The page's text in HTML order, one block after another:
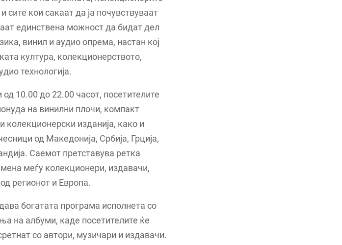
сите кои сакаат да ја почувствуваат
единствена можност да бидат дел
винил и аудио опрема, настан кој
култура, колекционерството,
технологија.
10.00 до 22.00 часот, посетителите
на винилни плочи, компакт
колекционерски изданија, како и
од Македонија, Србија, Грција,
Саемот претставува ретка
меѓу колекционери, издавачи,
регионот и Европа.
богатата програма исполнета со
на албуми, каде посетителите ќе
со автори, музичари и издавачи.